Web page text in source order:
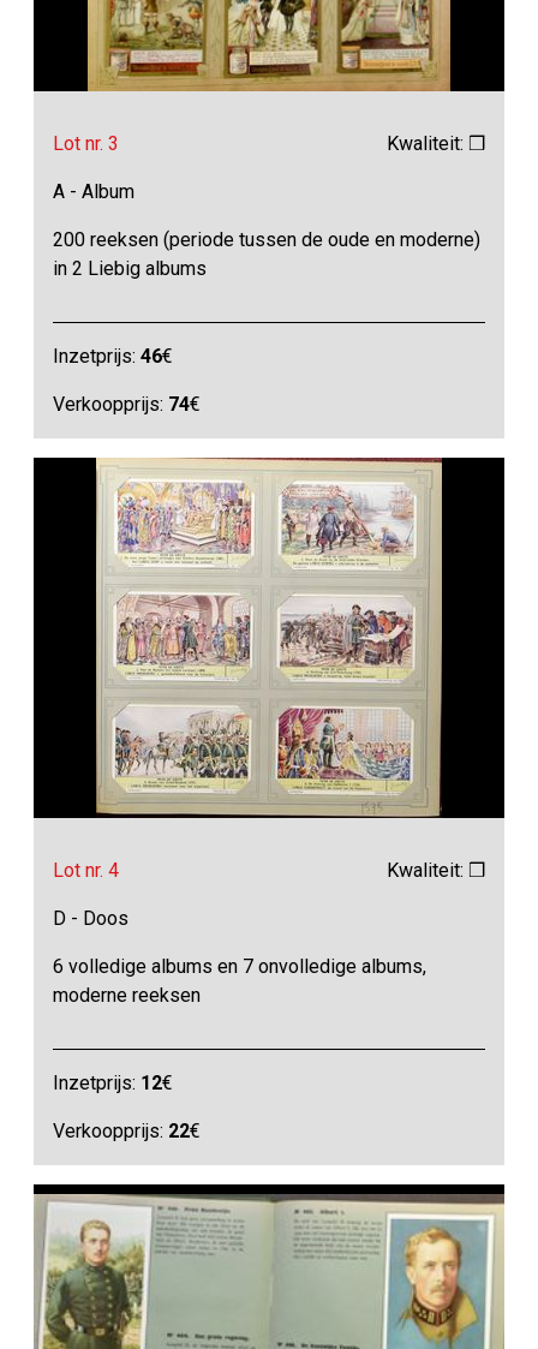
Lot nr. 3 Kwaliteit: ❒
A - Album
200 reeksen (periode tussen de oude en moderne)
in 2 Liebig albums
Inzetprijs:46€
Verkoopprijs: 74€
Lot nr. 4 Kwaliteit: ❒
D - Doos
6 volledige albums en 7 onvolledige albums,
moderne reeksen
Inzetprijs: 12€
Verkoopprijs: 22€